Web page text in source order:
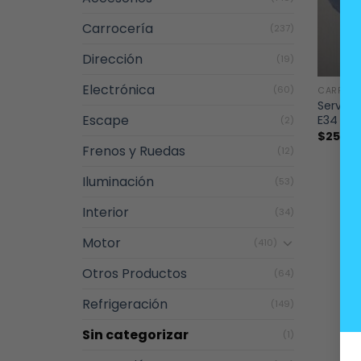
Carrocería (237)
Dirección (19)
Electrónica (60)
Escape (2)
Frenos y Ruedas (12)
Iluminación (53)
Interior (34)
Motor (410)
Otros Productos (64)
Refrigeración (149)
Sin categorizar (1)
Servo
E34
$25.000